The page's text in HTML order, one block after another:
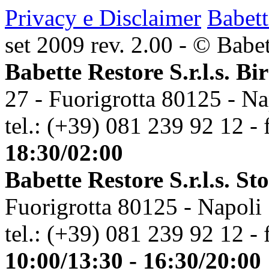
Privacy e Disclaimer
set 2009 rev. 2.00 - ©
Babette Restore S.r.l.s.
27 - Fuorigrotta 80125 -
tel.: (+39) 081 239 92 12 -
18:30/02:00
Babette Restore S.r.l.s.
Fuorigrotta 80125 - Napoli
tel.: (+39) 081 239 92 12 -
10:00/13:30 - 16:30/20:00